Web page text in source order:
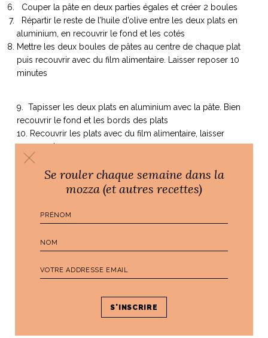
Couper la pâte en deux parties égales et créer 2 boules
Répartir le reste de l’huile d’olive entre les deux plats en
aluminium, en recouvrir le fond et les cotés
Mettre les deux boules de pâtes au centre de chaque plat
puis recouvrir avec du film alimentaire. Laisser reposer 10
minutes
9. Tapisser les deux plats en aluminium avec la pâte. Bien
recouvrir le fond et les bords des plats
10. Recouvrir les plats avec du film alimentaire, laisser
reposer 1h15
11. Allumer le four à 210°C (chaleur tournante) ou 230°C
(chaleur statique)
12. Lorsque le four est chaud, enfourner les deux pizzas
13. En parallèle, couper les tomates séchées en julienne, les
mettre de côté
14. Sortir les pizzas du four et couper chacune en 6 parts
égales
déposer les tomates séchées
(OPTION : vous pouvez ajouter à ce moment là la
mozzarella pour qu’elle fonde). Pendant ce temps, couper
Se rouler chaque semaine dans la
mozza (et autres recettes)